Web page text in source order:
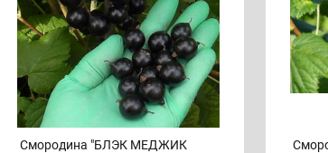
Смородина "БЛЭК МЕДЖИК